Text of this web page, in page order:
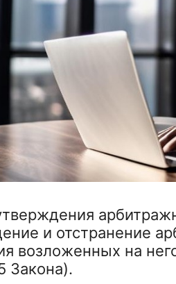
и отстранение
возложенных на
Закона).